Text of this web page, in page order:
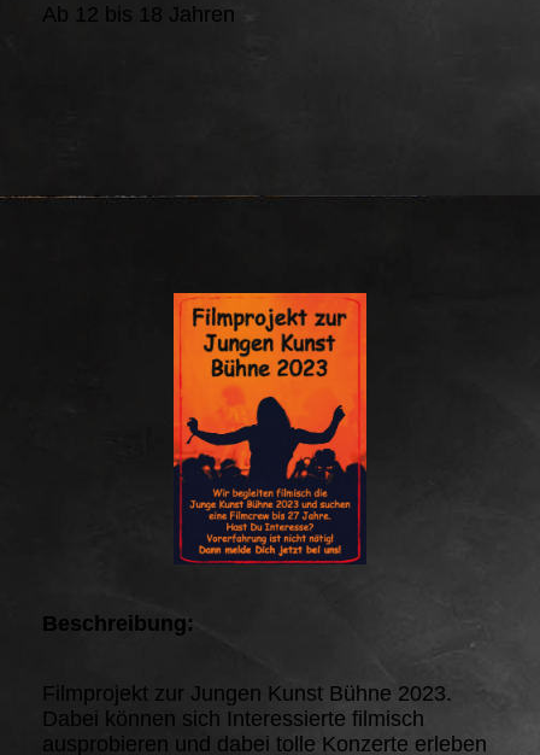
Ab 12 bis 18 Jahren
Beschreibung:
Filmprojekt zur Jungen Kunst Bühne 2023.
Dabei können sich Interessierte filmisch
ausprobieren und dabei tolle Konzerte erleben